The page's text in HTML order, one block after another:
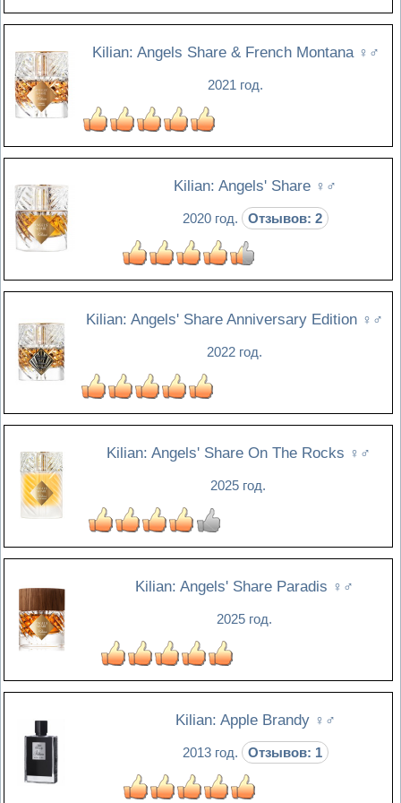
Kilian: Angels Share & French Montana ♀♂
2021 год.
Kilian: Angels' Share ♀♂
2020 год. Отзывов: 2
Kilian: Angels' Share Anniversary Edition ♀♂
2022 год.
Kilian: Angels' Share On The Rocks ♀♂
2025 год.
Kilian: Angels' Share Paradis ♀♂
2025 год.
Kilian: Apple Brandy ♀♂
2013 год. Отзывов: 1